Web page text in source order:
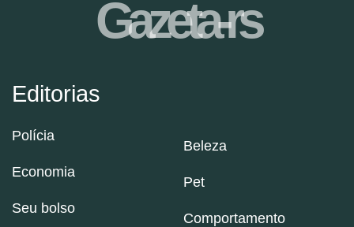
Editorias
Polícia
Economia
Seu bolso
Beleza
Pet
Comportamento
Gazeta-rs